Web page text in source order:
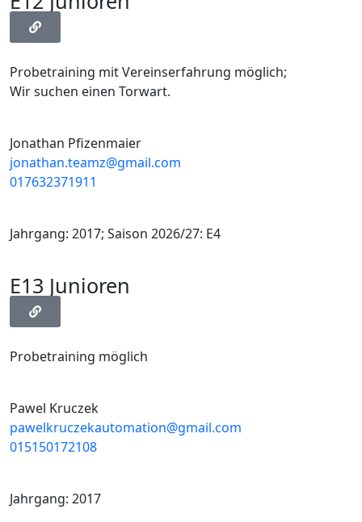
Probetraining mit Vereinserfahrung möglich;
Wir suchen einen Torwart.
Jonathan Pfizenmaier
jonathan.teamz@gmail.com
017632371911
Jahrgang: 2017; Saison 2026/27: E4
E13 Junioren
Probetraining möglich
Pawel Kruczek
pawelkruczekautomation@gmail.com
015150172108
Jahrgang: 2017